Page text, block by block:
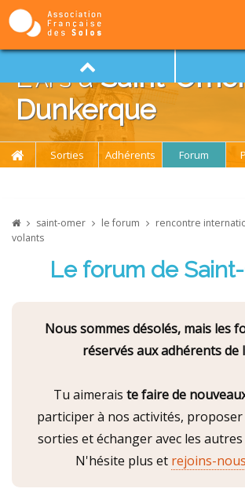
L'afsàSaint-
Dunkerque
Sorties Adhérents Forum
saint-omer le forum
rencontre
volants
Le forum de
Nous sommes désolés, mais les
réservés aux adhérents de
Tu aimerais te faire de
participer à nos activités,
sorties et échanger avec les
N'hésite plus et rejoins-